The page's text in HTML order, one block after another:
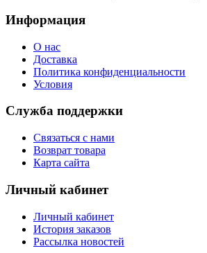
Информация
О нас
Доставка
Политика конфиденциальности
Условия
Служба поддержки
Связаться с нами
Возврат товара
Карта сайта
Личный кабинет
Личный кабинет
История заказов
Рассылка новостей